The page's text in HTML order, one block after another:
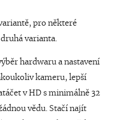
pro některé
varianta.
hardwaru a nastavení
kameru, lepší
v HD s minimálně 32
vědu. Stačí najít